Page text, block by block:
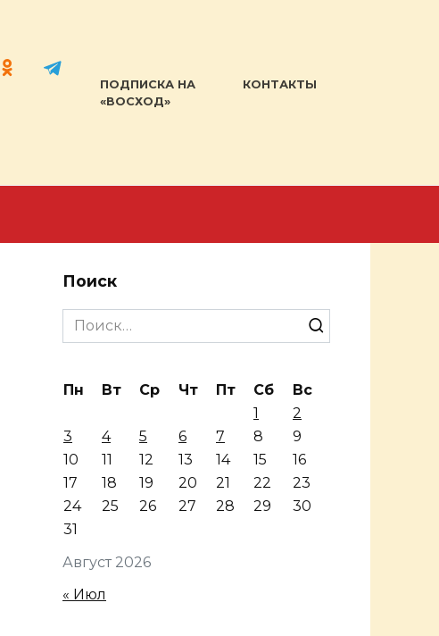
ПОДПИСКА НА
«ВОСХОД»
КОНТАКТЫ
Поиск
Search
for:
Август 2026
Пн Вт Ср Чт Пт Сб
Вс
1
2
3
4 5 6 7 8
9
10
11 12 13 14 15
16
17
18 19 20 21 22
23
24
25 26 27 28 29
30
31
« Июл